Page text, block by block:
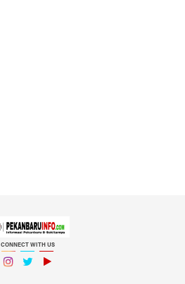
CONNECT WITH US